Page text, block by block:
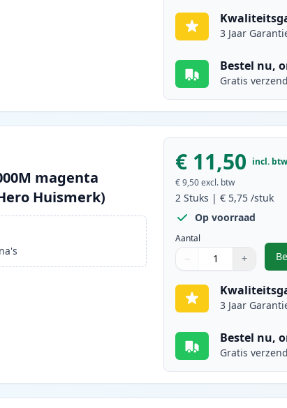
3 Jaar
Bestel nu,
Gratis
magenta
Huismerk)
€ 11,50 incl. btw
€ 9,50 excl. btw
2 Stuks |€ 5,75 /stuk
Op voorraad
Aantal
Aantal
Gebruik de knoppen
− +
Aantal 1
3 Jaar
Bestel nu,
Gratis